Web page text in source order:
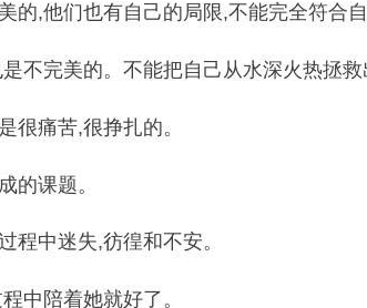
的,他们也有自己的局限,不能完全符合自
不完美的。不能把自己从水深火热拯救
很痛苦,很挣扎的。
的课题。
程中迷失,彷徨和不安。
中陪着她就好了。